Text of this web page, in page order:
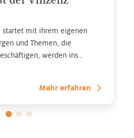
startet mit ihrem eigenen
und Themen, die
werden ins
Plattformen
Mehr erfahren